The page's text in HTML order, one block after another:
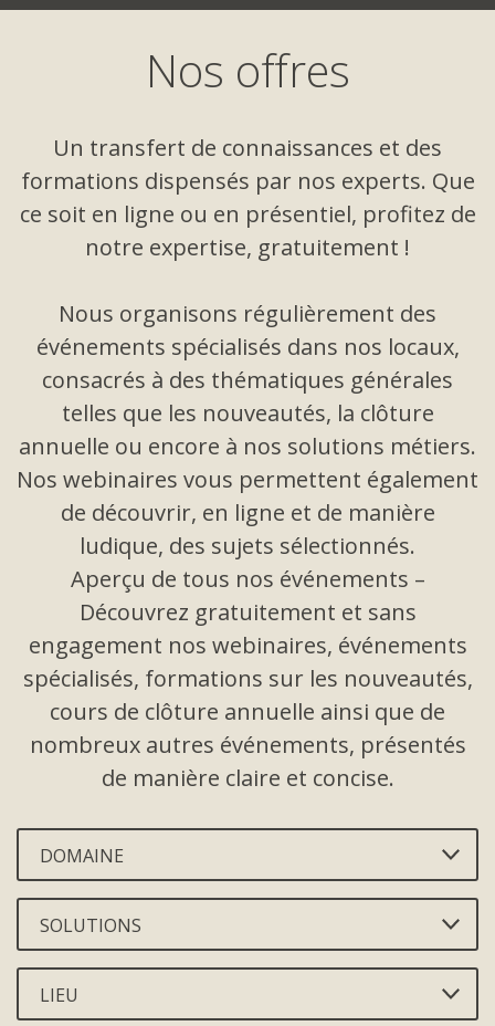
Nos offres
Un transfert de connaissances et des
formations dispensés par nos experts. Que
ce soit en ligne ou en présentiel, profitez de
notre expertise, gratuitement !
Nous organisons régulièrement des
événements spécialisés dans nos locaux,
consacrés à des thématiques générales
telles que les nouveautés, la clôture
annuelle ou encore à nos solutions métiers.
Nos webinaires vous permettent également
de découvrir, en ligne et de manière
ludique, des sujets sélectionnés.
Aperçu de tous nos événements –
Découvrez gratuitement et sans
engagement nos webinaires, événements
spécialisés, formations sur les nouveautés,
cours de clôture annuelle ainsi que de
nombreux autres événements, présentés
de manière claire et concise.
DOMAINE
SOLUTIONS
LIEU